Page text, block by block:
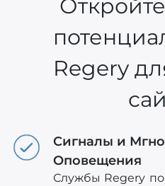
Regery
Сигналы и
Оповещения
Службы Regery